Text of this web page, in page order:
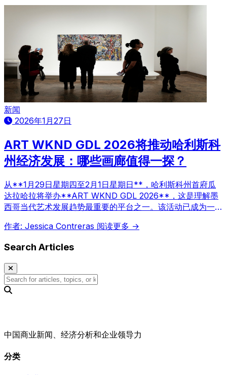
新闻
2026年1月27日
ART WKND GDL 2026将推动哈利斯科
州经济发展：哪些画廊值得一探？
从**1月29日星期四至2月1日星期日**，哈利斯科州首府瓜
达拉哈拉将举办**ART WKND GDL 2026**，这是理解墨
西哥当代艺术发展趋势最重要的平台之一。该活动已成为一个
空间，使城市成为艺术、对话和审美探索的生动体验。
作者: Jessica Contreras 阅读更多 →
Search Articles
中国商业新闻、经济分析和企业领导力
分类